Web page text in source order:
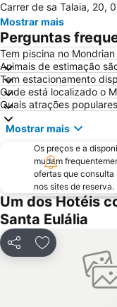
Migjorn
Cala Llonga
Dalt Vila
Caló des Moro
Talamanca
Cala Tarida Beach
Cala d'Hort
Can Bossa
Festes de Sant Antoni de
Es Llimoners
Llevant
Cala San Vicente
Puerto Deportivo Marina
Carrer de sa Talaia, 20,
Mostrar mais
Perguntas
Tem piscina no
Animais de estimação
Tem estacionamento
Onde está localizado o
Quais atrações
Mostrar mais
Os preços e a
mudam
ofertas que consulta
nos sites de reserva.
Um dos Hotéis
Santa Eulália
PartilharAdicionar aos